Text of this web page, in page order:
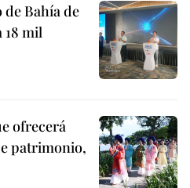
Bahía de
18 mil
ofrecerá
patrimonio,